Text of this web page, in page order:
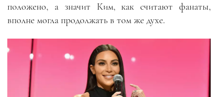
положено, а значит Ким, как считают фанаты,
вполне могла продолжать в том же духе.